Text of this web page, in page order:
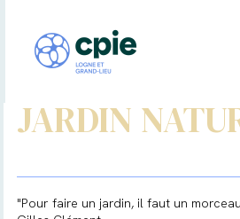
JARDIN
"Pour faire un jardin, il faut un